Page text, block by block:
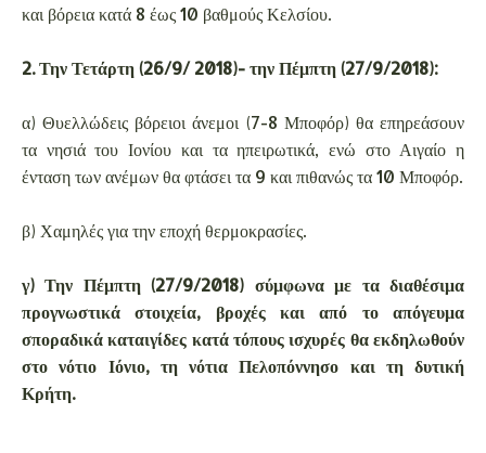
και βόρεια κατά 8 έως 10 βαθμούς Κελσίου.
2. Την Τετάρτη (26/9/ 2018)- την Πέμπτη (27/9/2018):
α) Θυελλώδεις βόρειοι άνεμοι (7-8 Μποφόρ) θα επηρεάσουν
τα νησιά του Ιονίου και τα ηπειρωτικά, ενώ στο Αιγαίο η
ένταση των ανέμων θα φτάσει τα 9 και πιθανώς τα 10 Μποφόρ.
β) Χαμηλές για την εποχή θερμοκρασίες.
γ) Την Πέμπτη (27/9/2018) σύμφωνα με τα διαθέσιμα
προγνωστικά στοιχεία, βροχές και από το απόγευμα
σποραδικά καταιγίδες κατά τόπους ισχυρές θα εκδηλωθούν
στο νότιο Ιόνιο, τη νότια Πελοπόννησο και τη δυτική
Κρήτη.